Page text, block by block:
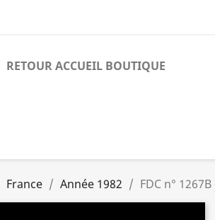
RETOUR ACCUEIL BOUTIQUE
France Année 1982 FDC n°